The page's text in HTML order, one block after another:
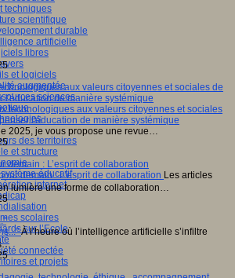
techniques
scientifique
durable
artificielle
libres
et logiciels
augmentée
sciences
des territoires
et structure
éducatif
internet
scolaires
sur l’Ecole
connectée
et projets
aux valeurs citoyennes et sociales de
l'éducation de manière systémique
2025, je vous propose une revue…
demain : L’esprit de collaboration
Les articles
lumière une forme de collaboration…
À l’heure où l’intelligence artificielle s’infiltre